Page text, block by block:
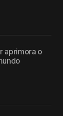
aprimora o